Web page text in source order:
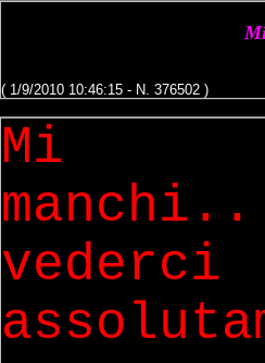
( 1/9/2010 10:46:15 - N. 376502 )
Mi
vederci